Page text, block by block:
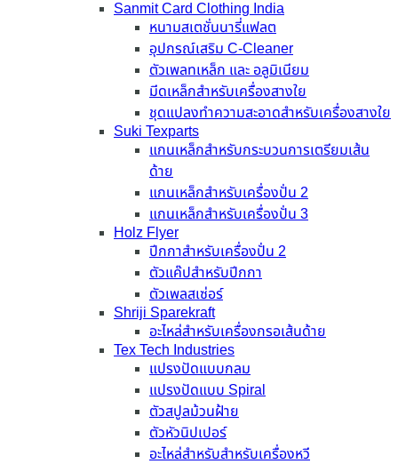
Sanmit Card Clothing India
หนามสเตชั่นนารี่แฟลต
อุปกรณ์เสริม C-Cleaner
ตัวเพลทเหล็ก และ อลูมิเนียม
มีดเหล็กสำหรับเครื่องสางใย
ชุดแปลงทำความสะอาดสำหรับเครื่องสางใย
Suki Texparts
แกนเหล็กสำหรับกระบวนการเตรียมเส้น
ด้าย
แกนเหล็กสำหรับเครื่องปั่น 2
แกนเหล็กสำหรับเครื่องปั่น 3
Holz Flyer
ปีกกาสำหรับเครื่องปั่น 2
ตัวแค๊ปสำหรับปีกกา
ตัวเพลสเซ่อร์
Shriji Sparekraft
อะไหล่สำหรับเครื่องกรอเส้นด้าย
Tex Tech Industries
แปรงปัดแบบกลม
แปรงปัดแบบ Spiral
ตัวสปูลม้วนฝ้าย
ตัวหัวนิปเปอร์
อะไหล่สำหรับสำหรับเครื่องหวี